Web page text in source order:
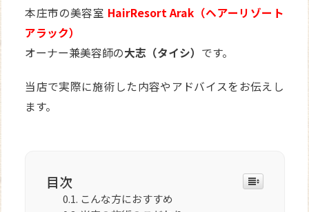
本庄市の美容室 HairResort Arak（ヘアーリゾート
アラック）
オーナー兼美容師の大志（タイシ） です。
当店で実際に施術した内容やアドバイスをお伝えし
ます。
目次
こんな方におすすめ